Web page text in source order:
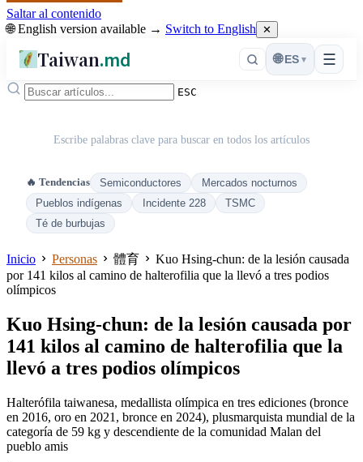
Saltar al contenido
🌐 English version available → Switch to English ✕
Taiwan.md ☰
🌐 ES ▾
ESC
Escribe palabras clave para buscar en todos los artículos
🔥 Tendencias Semiconductores
Mercados nocturnos
Pueblos indígenas
Incidente 228
TSMC
Té de burbujas
Inicio Personas 體育
Kuo Hsing-chun: de la lesión causada
por 141 kilos al camino de halterofilia que la llevó a tres podios
olímpicos
Kuo Hsing-chun: de la lesión causada por
141 kilos al camino de halterofilia que la
llevó a tres podios olímpicos
Halterófila taiwanesa, medallista olímpica en tres ediciones (bronce
en 2016, oro en 2021, bronce en 2024), plusmarquista mundial de la
categoría de 59 kg y descendiente de la comunidad Malan del
pueblo amis